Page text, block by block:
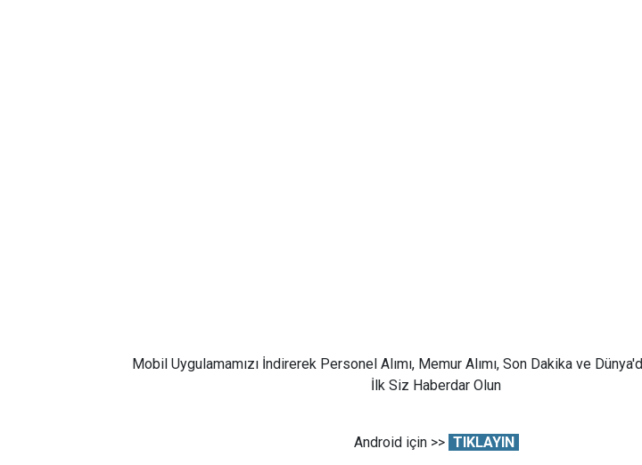
Mobil Uygulamamızı İndirerek Personel Alımı, Memur Alımı, Son Dakika ve
İlk Siz Haberdar Olun
Android için >> TIKLAYIN